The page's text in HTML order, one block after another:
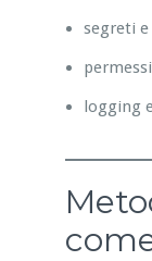
segreti
logging